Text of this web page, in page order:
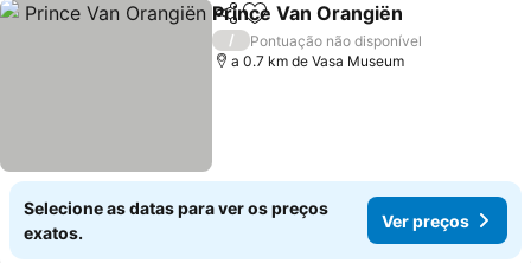
PartilharAdicionar aos favoritos
Prince Van Orangiën
/
Pontuação não disponível
a 0.7 km de Vasa Museum
Selecione as datas para ver os preços
exatos.
Ver preços